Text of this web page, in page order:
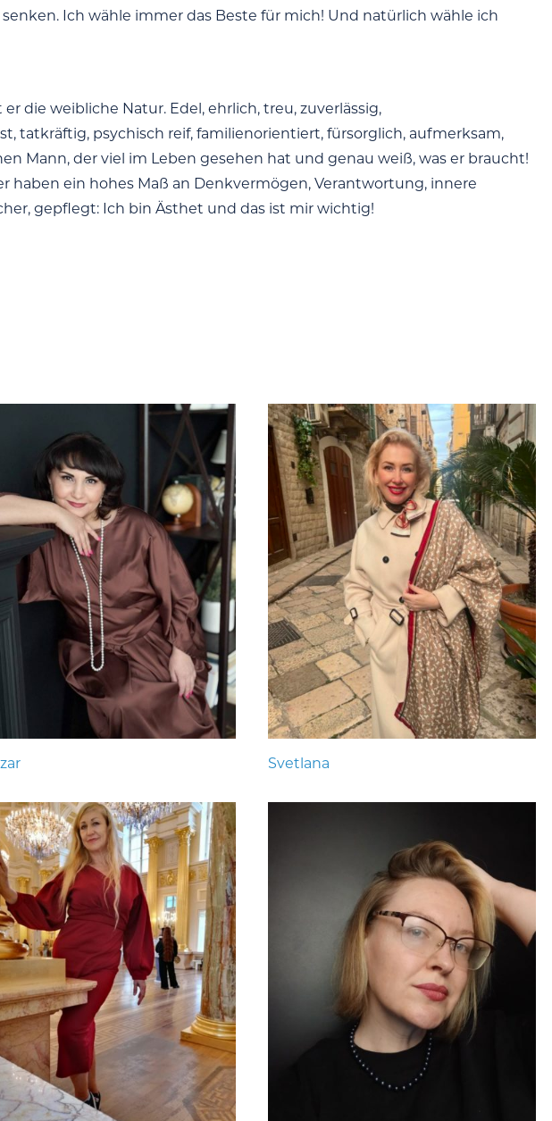
Ich wähle immer das Beste für mich! Und natürlich wähle ich
die weibliche Natur. Edel, ehrlich, treu, zuverlässig,
tatkräftig, psychisch reif, familienorientiert, fürsorglich, aufmerksam,
Mann, der viel im Leben gesehen hat und genau weiß, was er braucht!
haben ein hohes Maß an Denkvermögen, Verantwortung, innere
gepflegt: Ich bin Ästhet und das ist mir wichtig!
Svetlana